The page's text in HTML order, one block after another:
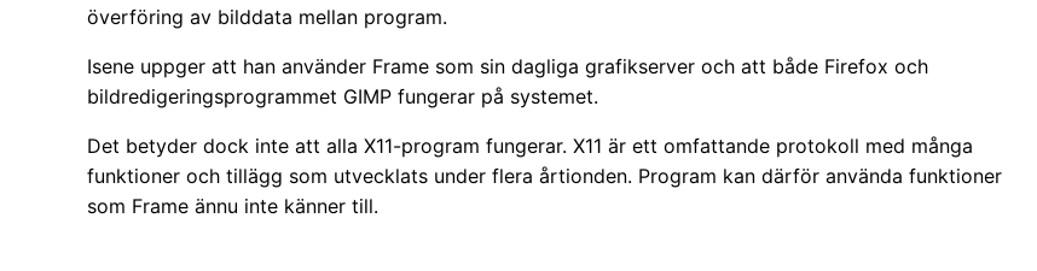
överföring av bilddata mellan program.
Isene uppger att han använder Frame som sin dagliga grafikserver och att både Firefox och
bildredigeringsprogrammet GIMP fungerar på systemet.
Det betyder dock inte att alla X11-program fungerar. X11 är ett omfattande protokoll med många
funktioner och tillägg som utvecklats under flera årtionden. Program kan därför använda funktioner
som Frame ännu inte känner till.